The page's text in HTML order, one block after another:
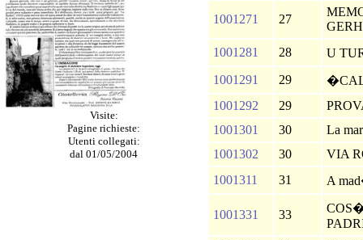
Visite:
Pagine richieste:
Utenti collegati:
dal 01/05/2004
1001271 27
1001281
28
U
1001291
29
1001292
29
1001301
30
La
1001302
30
VIA
1001311
31 A
1001331 33